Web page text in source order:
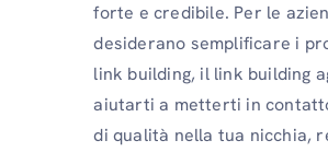
forte e credibile. Per le
desiderano semplificare i
link building, il link building
aiutarti a metterti in
di qualità nella tua nicchia,